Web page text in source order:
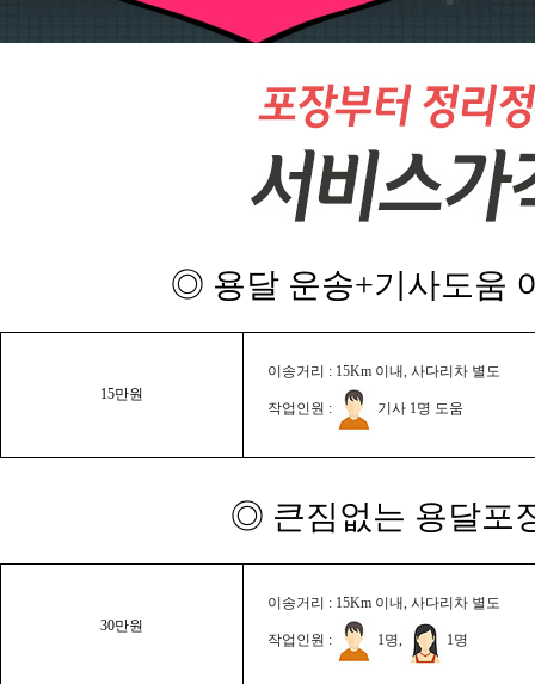
◎ 용달 운송+기사도움
15만원
이송거리 : 15Km 이내, 사다리차 별도
작업인원 : 기사 1명 도움
◎ 큰짐없는 용달포
30만원
이송거리 : 15Km 이내, 사다리차 별도
작업인원 : 1명, 1명